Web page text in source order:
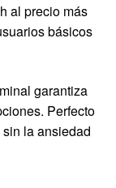
al precio más
básicos
garantiza
Perfecto
la ansiedad